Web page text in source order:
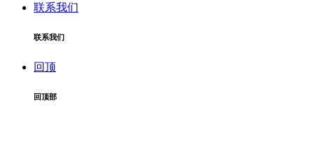
联系我们
联系我们
回顶
回顶部